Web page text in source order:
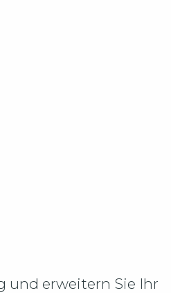
und erweitern Sie Ihr